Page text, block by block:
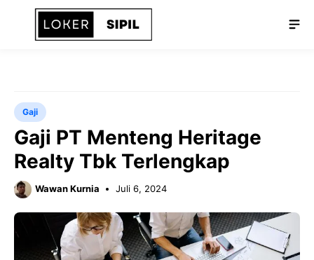
Langsung
Gaji
Gaji PT Menteng Heritage
Realty Tbk Terlengkap
Wawan Kurnia Juli 6, 2024